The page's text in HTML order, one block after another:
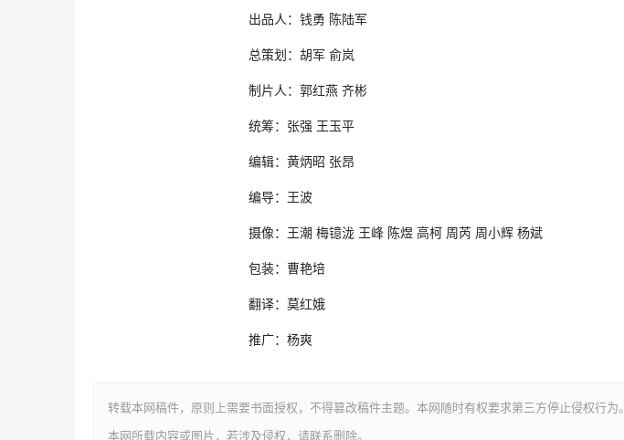
出品人：钱勇 陈陆军
总策划：胡军 俞岚
制片人：郭红燕 齐彬
统筹：张强 王玉平
编辑：黄炳昭 张昂
编导：王波
摄像：王潮 梅镱泷 王峰 陈煜 高柯 周芮 周小辉 杨斌
包装：曹艳培
翻译：莫红娥
推广：杨爽
转载本网稿件，原则上需要书面授权，不得篡改稿件主题。本网随时有权要求第三方停止侵权行为。
本网所载内容或图片，若涉及侵权，请联系删除。